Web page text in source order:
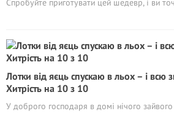
Спробуйте приготувати цей шедевр, і ви
Лотки від яєць спускаю в льох – і всю
Хитрість на 10 з 10
У доброго господаря в домі нічого